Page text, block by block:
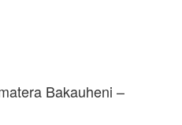
Bakauheni –